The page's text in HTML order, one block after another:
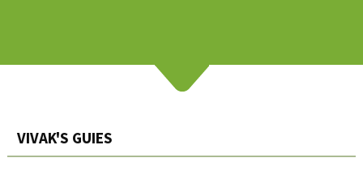
VIVAK'S GUIES